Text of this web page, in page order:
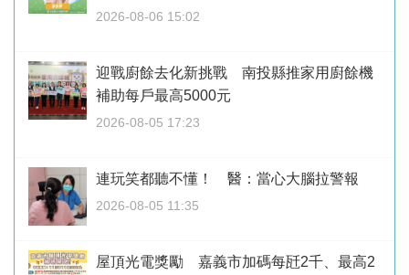
2026-08-06 15:02
迎戰廚餘去化新挑戰 南投縣推家用廚餘機
補助每戶最高5000元
2026-08-05 17:23
連玩笑都聽不懂！ 醫：當心大腦拉警報
2026-08-05 11:35
屋頂光電獎勵 嘉義市加碼每瓩2千、最高2